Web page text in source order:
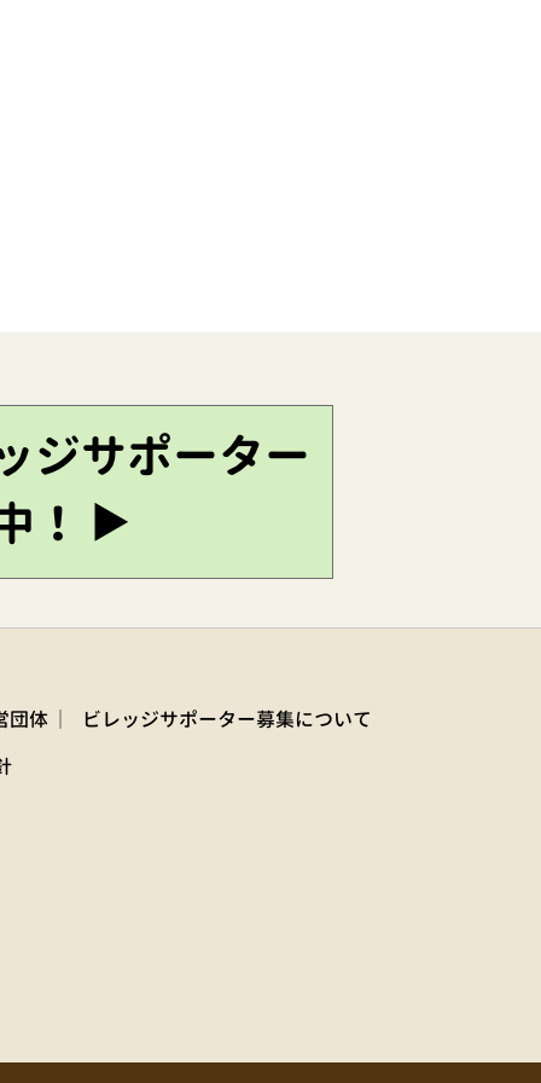
団体
ビレッジサポーター募集について